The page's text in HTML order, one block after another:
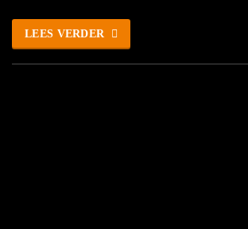
LEES VERDER